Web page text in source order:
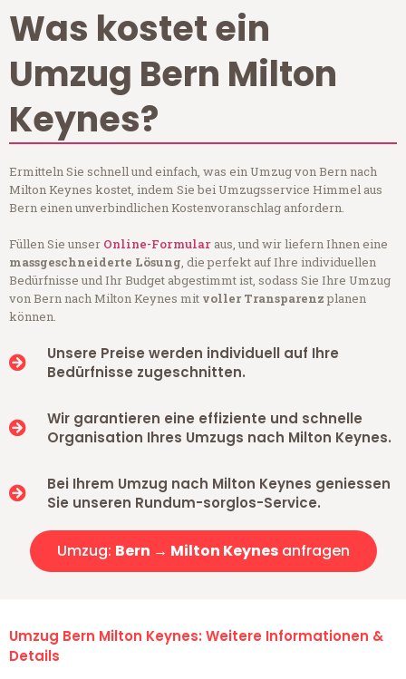
Was kostet ein
Umzug Bern Milton
Keynes?
Ermitteln Sie schnell und einfach, was ein Umzug von Bern nach
Milton Keynes kostet, indem Sie bei Umzugsservice Himmel aus
Bern einen unverbindlichen Kostenvoranschlag anfordern.
Füllen Sie unser Online-Formular aus, und wir liefern Ihnen eine
massgeschneiderte Lösung, die perfekt auf Ihre individuellen
Bedürfnisse und Ihr Budget abgestimmt ist, sodass Sie Ihre Umzug
von Bern nach Milton Keynes mit voller Transparenzplanen
können.
Unsere Preise werden individuell auf Ihre
Bedürfnisse zugeschnitten.
Wir garantieren eine effiziente und schnelle
Organisation Ihres Umzugs nach Milton Keynes.
Bei Ihrem Umzug nach Milton Keynes geniessen
Sie unseren Rundum-sorglos-Service.
Umzug: Bern → Milton Keynesanfragen
Umzug Bern Milton Keynes: Weitere Informationen &
Details